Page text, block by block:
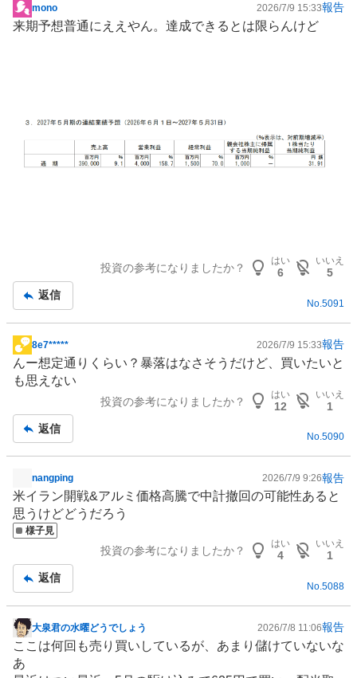
掲
示
mono 2026/7/9 15:33報告
来期予想普通にええやん。達成できるとは限らんけど
投資の参考になりましたか？
はい
6
いいえ
5
返信
No. 5091
掲
示
板
8e7***** 2026/7/9 15:33報告
んー想定通りくらい？暴落はなさそうだけど、買いたいと
も思えない
投資の参考になりましたか？
はい
12
いいえ
1
返信
No.5090
示
板
記
nangping 2026/7/9 9:26報告
米イラン開戦&アルミ価格高騰で中計撤回の可能性あると
思うけどどうだろう
様子見
投資の参考になりましたか？
はい
4
いいえ
1
返信
No. 5088
掲
示
板
大泉君の水曜どうでしょう 2026/7/8 11:06報告
ここは何回も売り買いしているが、あまり儲けていないな
あ